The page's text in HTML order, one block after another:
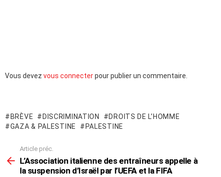
Laisser
Vous devez vous connecterpour publier un commentaire.
BRÈVE DISCRIMINATION
DROITS DE L’HOMME
GAZA & PALESTINE
PALESTINE
voir
Article préc.
L’Association italienne des entraîneurs appelle à
la suspension d’Israël par l’UEFA et la FIFA